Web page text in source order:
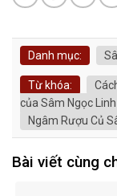
Danh mục:
Từ khóa:
của Sâm Ngọc Linh
Ngâm Rượu Củ
Bài viết cùng